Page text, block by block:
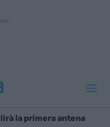
la primera antena